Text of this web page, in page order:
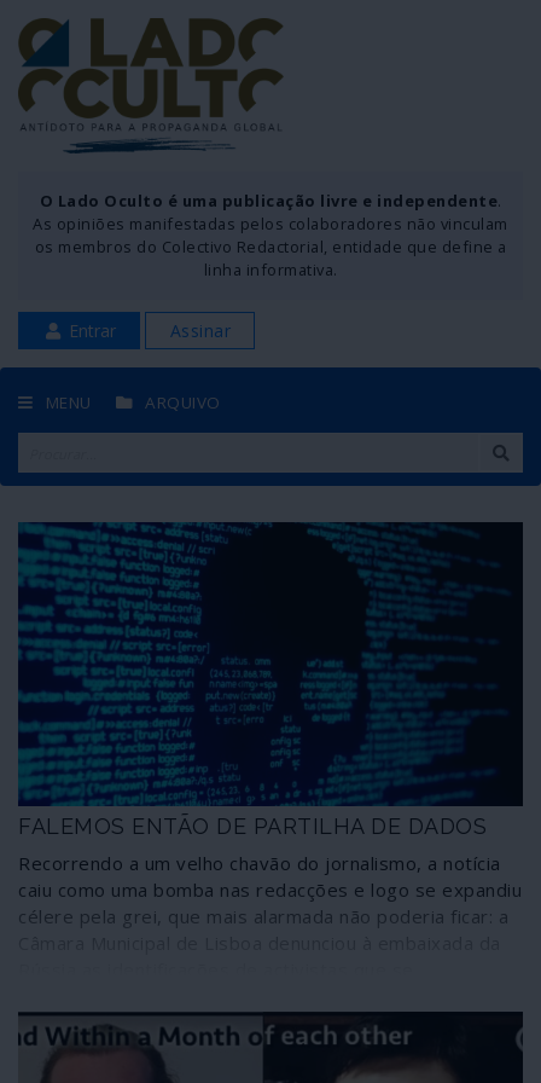
O Lado Oculto é uma publicação livre e independente.
As opiniões manifestadas pelos colaboradores não vinculam
os membros do Colectivo Redactorial, entidade que define a
linha informativa.
Entrar Assinar
MENU ARQUIVO
FALEMOS ENTÃO DE PARTILHA DE DADOS
Recorrendo a um velho chavão do jornalismo, a notícia
caiu como uma bomba nas redacções e logo se expandiu
célere pela grei, que mais alarmada não poderia ficar: a
resistência anti-Putin. Como deve ser nestas ocasiões
de extrema gravidade para a nação, o chefe de Estado
tomou as dores da comunidade e em palavras enfáticas